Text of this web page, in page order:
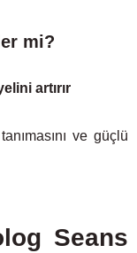
mi?
artırır
ve güçlü
Seans